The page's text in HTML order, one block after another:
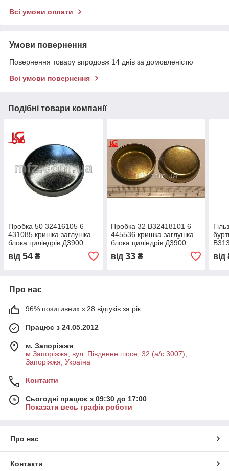
Всі умови оплати
Умови повернення
Повернення товару впродовж 14 днів за домовленістю
Всі умови повернення
Подібні товари компанії
Пробка 50 32416105 6
431085 кришка заглушка
блока циліндрів Д3900
від 54 ₴
Пробка 32 В32418101 6
445536 кришка заглушка
блока циліндрів Д3900
від 33₴ від
Про нас
96% позитивних з 28 відгуків за рік
Працює з 24.05.2012
м. Запоріжжя
м.Запоріжжя, вул. Південне шосе, 32 (а/с 3007),
Запоріжжя, Україна
Контакти
Сьогодні працює з 09:30 до 17:00
Показати весь графік роботи
Про нас
Контакти